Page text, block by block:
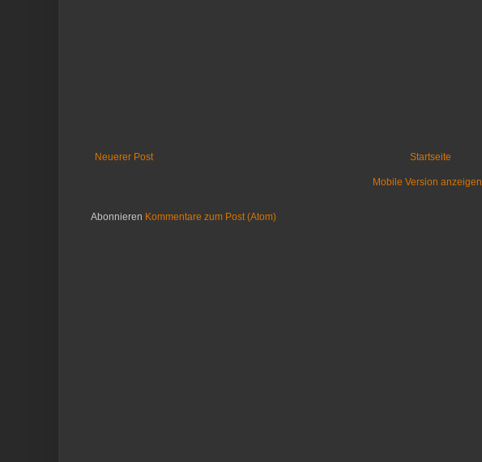
Neuerer Post Startseite
Mobile Version anzeigen
Abonnieren Kommentare zum Post (Atom)